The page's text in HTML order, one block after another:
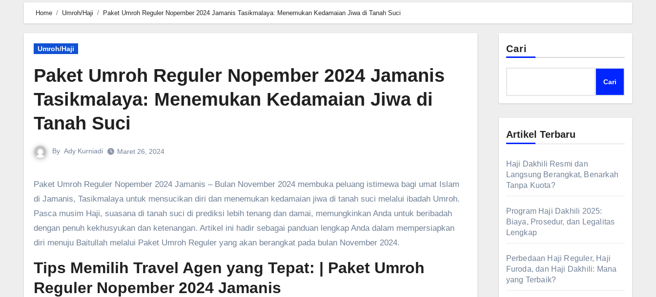
Home Umroh/Haji Paket Umroh Reguler Nopember 2024 Jamanis Tasikmalaya‎: Menemukan Kedamaian Jiwa di Tanah Suci
Umroh/Haji
Paket Umroh Reguler Nopember 2024 Jamanis
Tasikmalaya‎: Menemukan Kedamaian Jiwa di
Tanah Suci
By Ady Kurniadi Maret 26, 2024
Paket Umroh Reguler Nopember 2024 Jamanis – Bulan November 2024 membuka peluang istimewa bagi umat Islam
di Jamanis, Tasikmalaya untuk mensucikan diri dan menemukan kedamaian jiwa di tanah suci melalui ibadah Umroh.
Pasca musim Haji, suasana di tanah suci di prediksi lebih tenang dan damai, memungkinkan Anda untuk beribadah
dengan penuh kekhusyukan dan ketenangan. Artikel ini hadir sebagai panduan lengkap Anda dalam mempersiapkan
diri menuju Baitullah melalui Paket Umroh Reguler yang akan berangkat pada bulan November 2024.
Tips Memilih Travel Agen yang Tepat: | Paket Umroh
Reguler Nopember 2024 Jamanis
Cari
Cari
Artikel Terbaru
Haji Dakhili Resmi dan
Langsung Berangkat, Benarkah
Tanpa Kuota?
Program Haji Dakhili 2025:
Biaya, Prosedur, dan Legalitas
Lengkap
Perbedaan Haji Reguler, Haji
Furoda, dan Haji Dakhili: Mana
yang Terbaik?